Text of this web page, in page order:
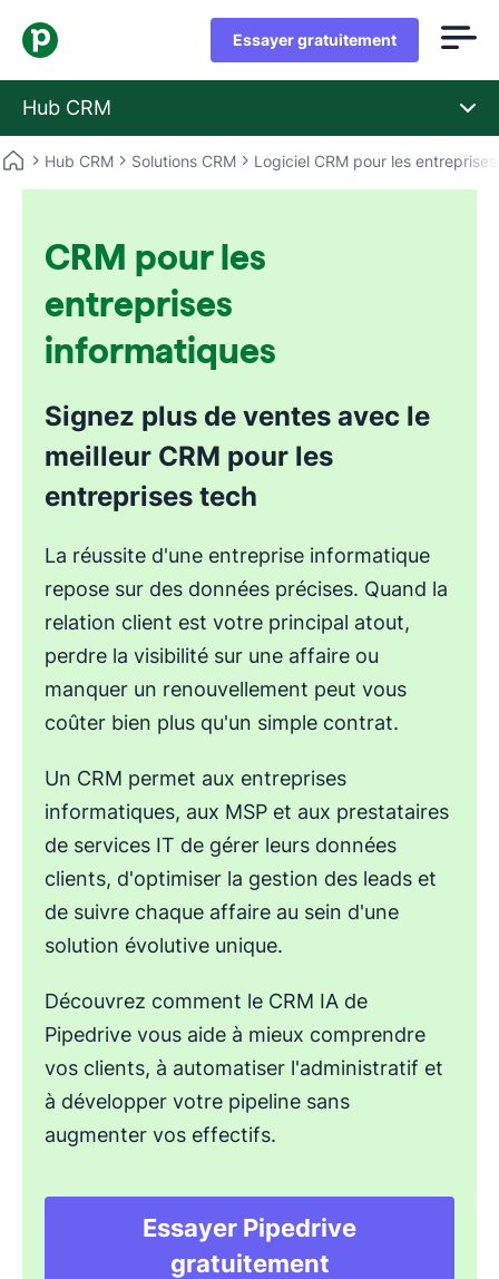
Essayer gratuitement
Hub CRM
Hub CRM Solutions CRM Logiciel CRM pour les
CRM pour les
entreprises
informatiques
Signez plus de ventes avec le
meilleur CRM pour les
entreprises tech
La réussite d'une entreprise informatique
repose sur des données précises. Quand la
relation client est votre principal atout,
perdre la visibilité sur une affaire ou
manquer un renouvellement peut vous
coûter bien plus qu'un simple contrat.
Un CRM permet aux entreprises
informatiques, aux MSP et aux prestataires
de services IT de gérer leurs données
clients, d'optimiser la gestion des leads et
de suivre chaque affaire au sein d'une
solution évolutive unique.
Découvrez comment le CRM IA de
Pipedrive vous aide à mieux comprendre
vos clients, à automatiser l'administratif et
à développer votre pipeline sans
augmenter vos effectifs.
Essayer Pipedrive
gratuitementS'ouvre dans une